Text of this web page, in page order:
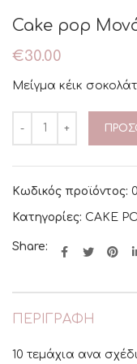
Cake pop
€30.00
Μείγμα κέικ
Κωδικός προϊόντος:
Κατηγορίες: CAKE
Share:
ΠΕΡΙΓΡΑΦΉ
10 τεμάχια ανα